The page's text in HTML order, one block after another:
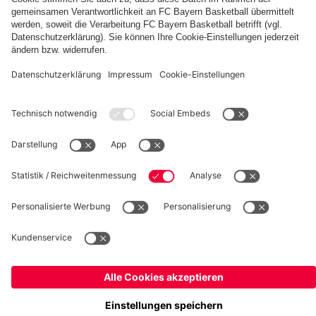
fcbayern.com Basketball Allianz Arena Media Center
Impressum Datenschutz Nutzungsbedingungen
Barrierefreiheit
Kinder- und Jugendschutz
Hinweisgebersystem FAQ Kontakt